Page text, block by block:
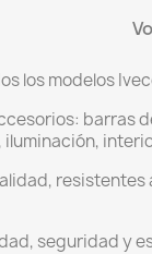
los modelos
barras
resistentes
seguridad y